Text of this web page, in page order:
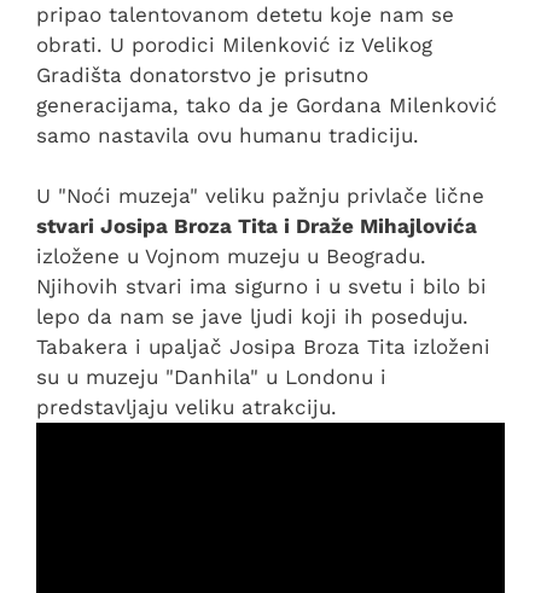
pripao talentovanom detetu koje nam se
obrati. U porodici Milenković iz Velikog
Gradišta donatorstvo je prisutno
generacijama, tako da je Gordana Milenković
samo nastavila ovu humanu tradiciju.
U "Noći muzeja" veliku pažnju privlače lične
stvari Josipa Broza Tita i Draže Mihajlovića
izložene u Vojnom muzeju u Beogradu.
Njihovih stvari ima sigurno i u svetu i bilo bi
lepo da nam se jave ljudi koji ih poseduju.
Tabakera i upaljač Josipa Broza Tita izloženi
su u muzeju "Danhila" u Londonu i
predstavljaju veliku atrakciju.